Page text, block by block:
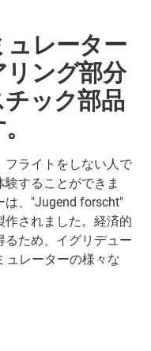
ュレーター
ング部分
ック部品
フライトをしない人で
することができま
は、"Jugend forscht"
作されました。経済的
るため、イグリデュー
レーターの様々な